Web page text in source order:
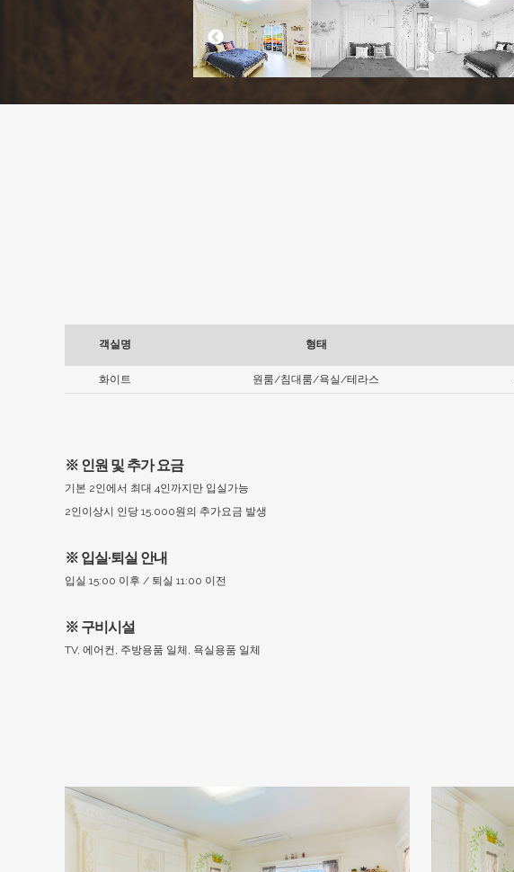
객실명 형태
화이트 원룸/침대룸/욕실/테라스
※ 인원 및 추가 요금
기본 2인에서 최대 4인까지만 입실가능
2인이상시 인당 15.000원의 추가요금 발생
※ 입실·퇴실 안내
입실 15:00 이후 / 퇴실 11:00 이전
※ 구비시설
TV, 에어컨, 주방용품 일체, 욕실용품 일체